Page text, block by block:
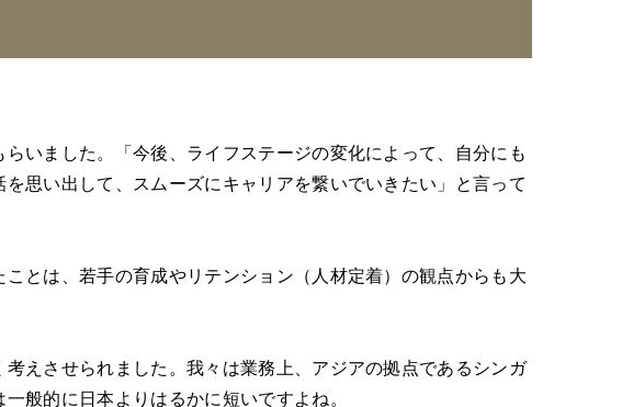
いました。「今後、ライフステージの変化によって、自分にも
思い出して、スムーズにキャリアを繋いでいきたい」と言って
とは、若手の育成やリテンション（人材定着）の観点からも大
えさせられました。我々は業務上、アジアの拠点であるシンガ
般的に日本よりはるかに短いですよね。